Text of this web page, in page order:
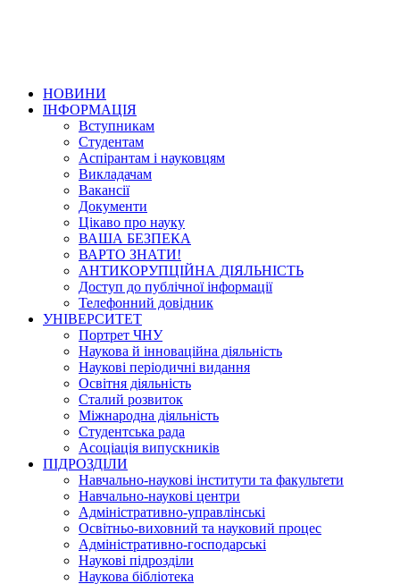
НОВИНИ
ІНФОРМАЦІЯ
Вступникам
Студентам
Аспірантам і науковцям
Викладачам
Вакансії
Документи
Цікаво про науку
ВАША БЕЗПЕКА
ВАРТО ЗНАТИ!
АНТИКОРУПЦІЙНА ДІЯЛЬНІСТЬ
Доступ до публічної інформації
Телефонний довідник
УНІВЕРСИТЕТ
Портрет ЧНУ
Наукова й інноваційна діяльність
Наукові періодичні видання
Освітня діяльність
Сталий розвиток
Міжнародна діяльність
Студентська рада
Асоціація випускників
ПІДРОЗДІЛИ
Навчально-наукові інститути та факультети
Навчально-наукові центри
Адміністративно-управлінські
Освітньо-виховний та науковий процес
Адміністративно-господарські
Наукові підрозділи
Наукова бібліотека